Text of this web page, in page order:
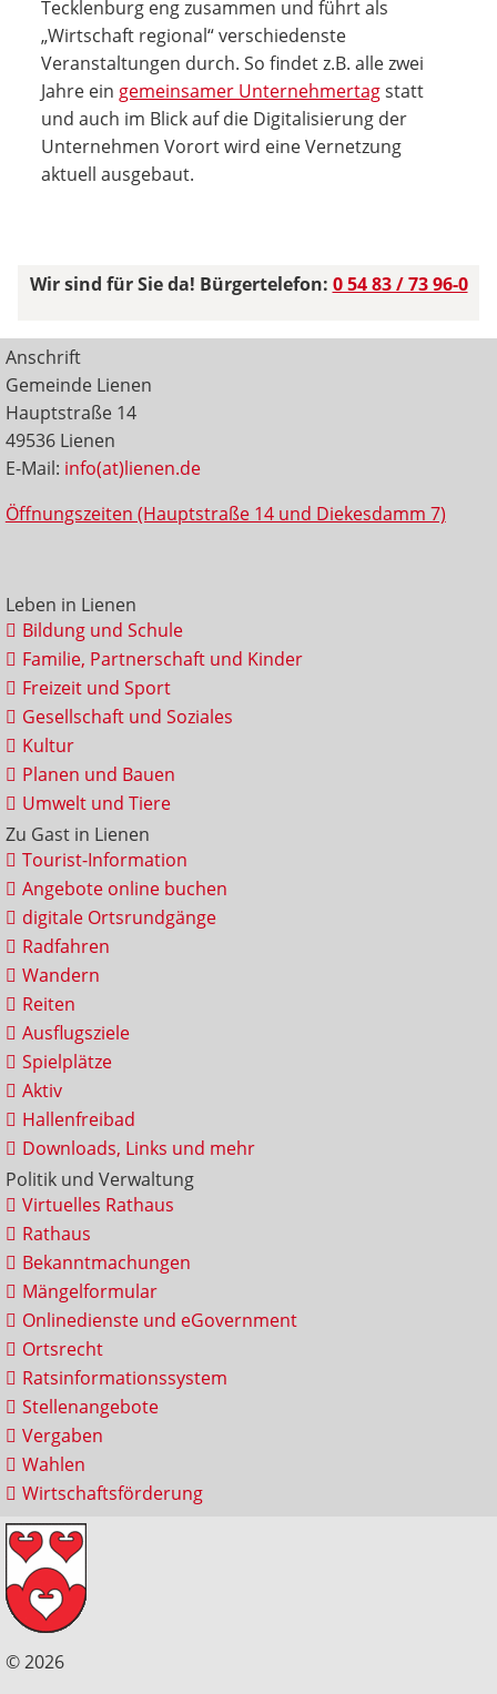
Tecklenburg eng zusammen und führt als
„Wirtschaft regional“ verschiedenste
Veranstaltungen durch. So findet z.B. alle zwei
Jahre ein gemeinsamer Unternehmertagstatt
und auch im Blick auf die Digitalisierung der
Unternehmen Vorort wird eine Vernetzung
aktuell ausgebaut.
Wir sind für Sie da! Bürgertelefon: 0 54 83 / 73 96-0
Anschrift
Gemeinde Lienen
Hauptstraße 14
49536 Lienen
E-Mail: info(at)lienen.de
Öffnungszeiten (Hauptstraße 14 und Diekesdamm 7)
Leben in Lienen
Bildung und Schule
Familie, Partnerschaft und Kinder
Freizeit und Sport
Gesellschaft und Soziales
Kultur
Planen und Bauen
Umwelt und Tiere
Zu Gast in Lienen
Tourist-Information
Angebote online buchen
digitale Ortsrundgänge
Radfahren
Wandern
Reiten
Ausflugsziele
Spielplätze
Aktiv
Hallenfreibad
Downloads, Links und mehr
Politik und Verwaltung
Virtuelles Rathaus
Rathaus
Bekanntmachungen
Mängelformular
Onlinedienste und eGovernment
Ortsrecht
Ratsinformationssystem
Stellenangebote
Vergaben
Wahlen
Wirtschaftsförderung
© 2026